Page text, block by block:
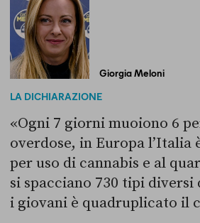
Giorgia Meloni
LA DICHIARAZIONE
«Ogni 7 giorni muoiono 6
overdose, in Europa l’Italia
per uso di cannabis e al
si spacciano 730 tipi diversi
i giovani è quadruplicato il